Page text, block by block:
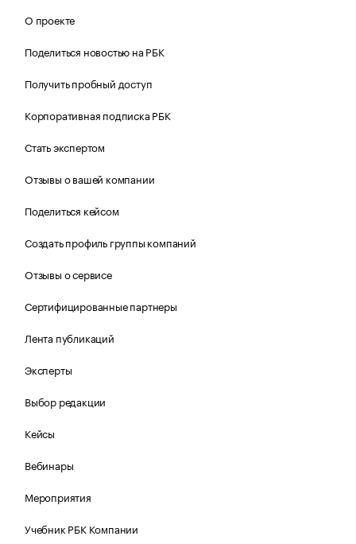
О проекте
Поделиться новостью на РБК
Получить пробный доступ
Корпоративная подписка РБК
Стать экспертом
Отзывы о вашей компании
Поделиться кейсом
Создать профиль группы компаний
Отзывы о сервисе
Сертифицированные партнеры
Лента публикаций
Эксперты
Выбор редакции
Кейсы
Вебинары
Мероприятия
Учебник РБК Компании